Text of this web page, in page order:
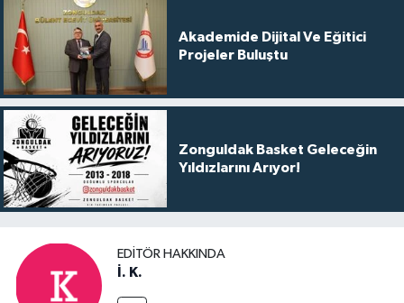
Akademide Dijital Ve Eğitici
Projeler Buluştu
Zonguldak Basket Geleceğin
Yıldızlarını Arıyor!
EDITÖR HAKKINDA
İ. K.